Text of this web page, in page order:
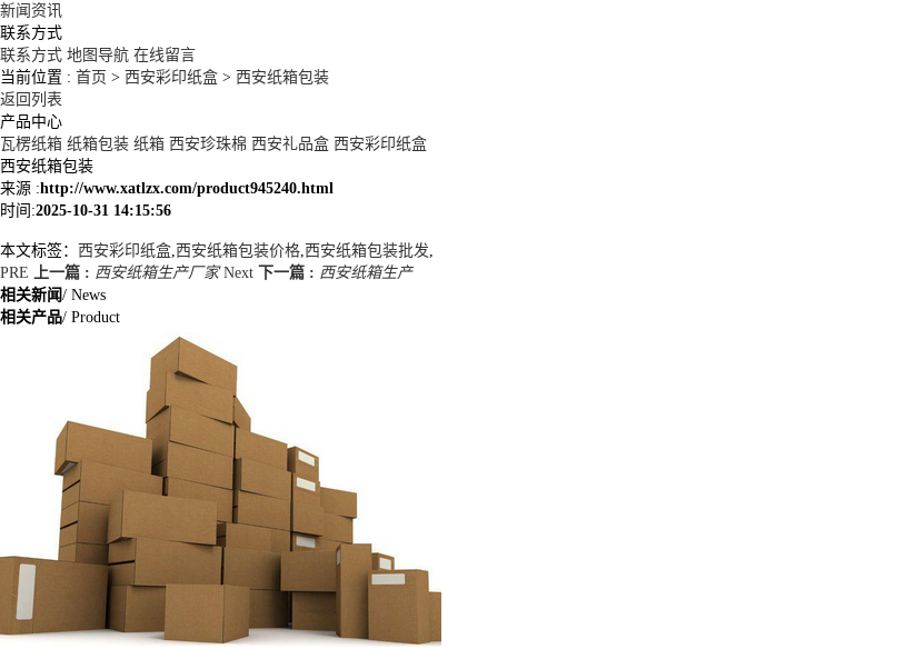
新闻资讯
联系方式
联系方式 地图导航 在线留言
当前位置 : 首页 > 西安彩印纸盒 > 西安纸箱包装
返回列表
产品中心
瓦楞纸箱 纸箱包装 纸箱 西安珍珠棉 西安礼品盒 西安彩印纸盒
西安纸箱包装
来源 :http://www.xatlzx.com/product945240.html
时间:2025-10-31 14:15:56
本文标签： 西安彩印纸盒 西安纸箱包装价格 西安纸箱包装批发
PRE
上一篇 : 西安纸箱生产厂家 Next 下一篇 : 西安纸箱生产
相关新闻/ News
相关产品/ Product